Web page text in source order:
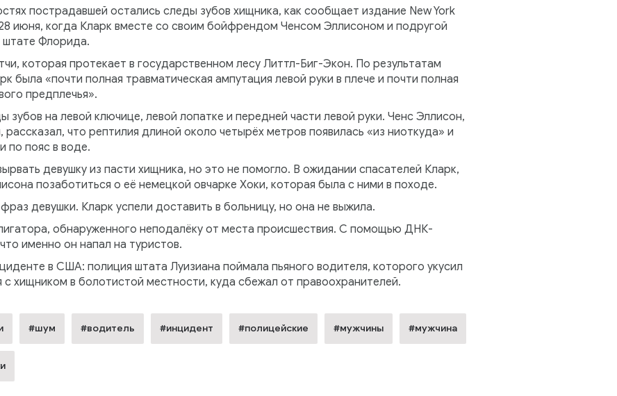
пострадавшей остались следы зубов хищника, как сообщает издание New York
июня, когда Кларк вместе со своим бойфрендом Ченсом Эллисоном и подругой
Флорида.
которая протекает в государственном лесу Литтл-Биг-Экон. По результатам
была «почти полная травматическая ампутация левой руки в плече и почти полная
предплечья».
зубов на левой ключице, левой лопатке и передней части левой руки. Ченс Эллисон,
что рептилия длиной около четырёх метров появилась «из ниоткуда» и
по пояс в воде.
девушку из пасти хищника, но это не помогло. В ожидании спасателей Кларк,
позаботиться о её немецкой овчарке Хоки, которая была с ними в походе.
девушки. Кларк успели доставить в больницу, но она не выжила.
обнаруженного неподалёку от места происшествия. С помощью ДНК-
именно он напал на туристов.
в США: полиция штата Луизиана поймала пьяного водителя, которого укусил
с хищником в болотистой местности, куда сбежал от правоохранителей.
#шум #водитель #инцидент #полицейские #мужчины #мужчина